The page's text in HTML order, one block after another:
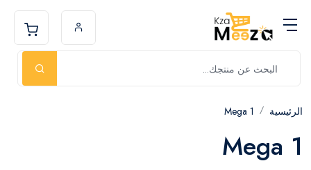
الرئيسية Mega 1
Mega 1